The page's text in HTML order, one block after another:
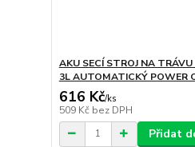
AKU SECÍ STROJ NA
3L AUTOMATICKÝ POWER
616 Kč/ks
509 Kč bez DPH
Přidat